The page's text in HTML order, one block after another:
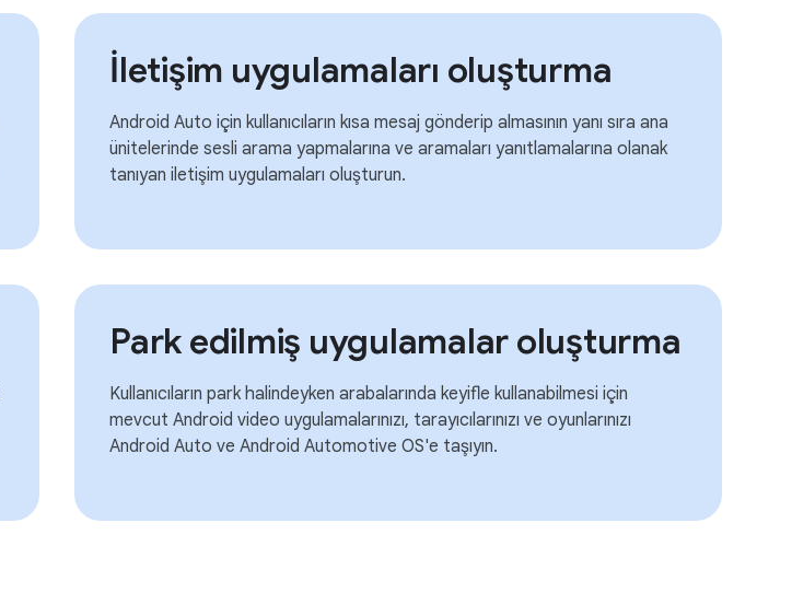
İletişim uygulamaları oluşturma
Android Auto için kullanıcıların kısa mesaj gönderip almasının yanı sıra ana
ünitelerinde sesli arama yapmalarına ve aramaları yanıtlamalarına olanak
tanıyan iletişim uygulamaları oluşturun.
Park edilmiş uygulamalar oluşturma
Kullanıcıların park halindeyken arabalarında keyifle kullanabilmesi için
mevcut Android video uygulamalarınızı, tarayıcılarınızı ve oyunlarınızı
Android Auto ve Android Automotive OS'e taşıyın.